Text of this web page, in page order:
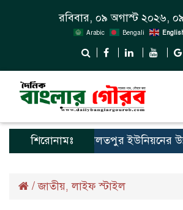
রবিবার, ০৯ অগাস্ট ২০২৬,
Arabic Bengali
শিরোনামঃ
দৌলতপুর ইউনিয়নের উন্নয়নে নতুন
/জাতীয়,লাইফ স্টাইল